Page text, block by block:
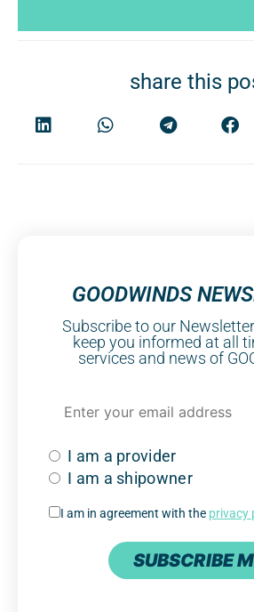
share this
GOODWINDS
Subscribe to our
keep you informed at all
services and news of
I am a provider
I am a shipowner
I am in agreement with the privacy
SUBSCRIBE